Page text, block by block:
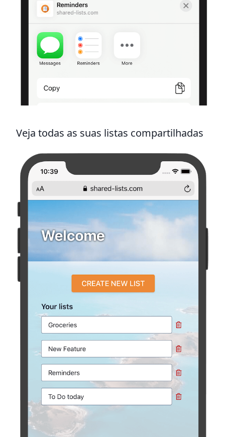
Veja todas as suas listas compartilhadas